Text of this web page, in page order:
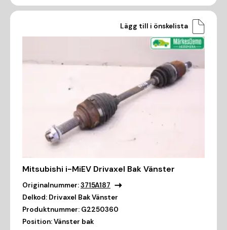
Lägg till i önskelista
Mitsubishi i-MiEV Drivaxel Bak Vänster
Originalnummer:3715A187
Delkod: Drivaxel Bak Vänster
Produktnummer: G2250360
Position:Vänster bak